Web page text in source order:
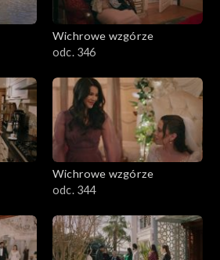
Wichrowe wzgórze
odc. 346
Wichrowe wzgórze
odc. 344